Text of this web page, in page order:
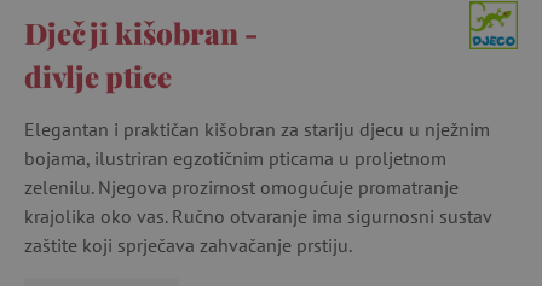
Dječji kišobran -
divlje ptice
Elegantan i praktičan kišobran za stariju djecu u nježnim
bojama, ilustriran egzotičnim pticama u proljetnom
zelenilu. Njegova prozirnost omogućuje promatranje
krajolika oko vas. Ručno otvaranje ima sigurnosni sustav
zaštite koji sprječava zahvačanje prstiju.